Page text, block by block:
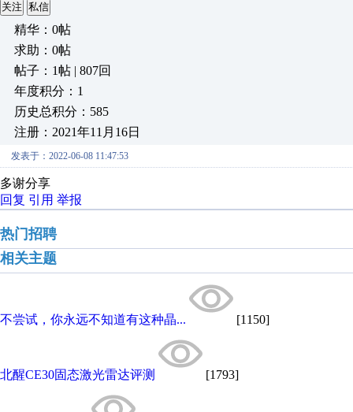
关注 私信
精华：0帖
求助：0帖
帖子：1帖 | 807回
年度积分：1
历史总积分：585
注册：2021年11月16日
发表于：2022-06-08 11:47:53
多谢分享
回复 引用 举报
热门招聘
相关主题
不尝试，你永远不知道有这种晶... [1150]
北醒CE30固态激光雷达评测 [1793]